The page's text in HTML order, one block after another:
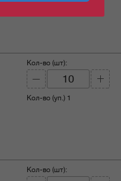
Кол-во (шт):
Кол-во (уп.) 1
Кол-во (шт):